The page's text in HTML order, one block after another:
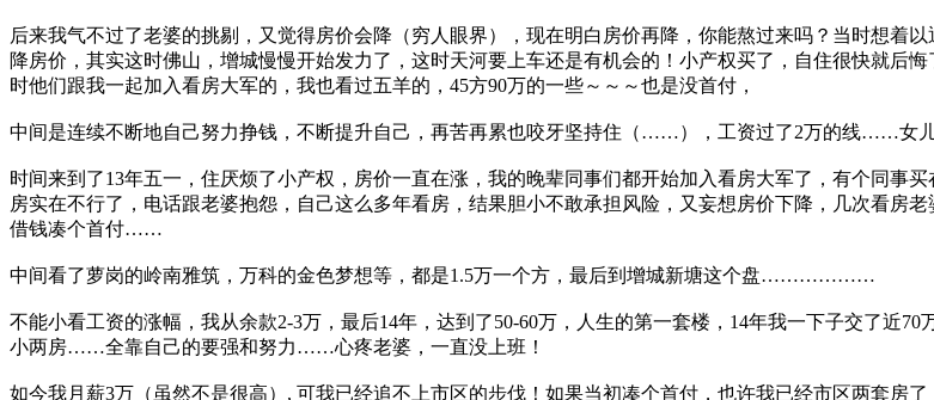
后来我气不过了老婆的挑剔，又觉得房价会降（穷人眼界），现在明白房价再降，你能熬过来吗？当时想着
降房价，其实这时佛山，增城慢慢开始发力了，这时天河要上车还是有机会的！小产权买了，自住很快就后
时他们跟我一起加入看房大军的，我也看过五羊的，45方90万的一些～～～也是没首付，
中间是连续不断地自己努力挣钱，不断提升自己，再苦再累也咬牙坚持住（……），工资过了2万的线……女
时间来到了13年五一，住厌烦了小产权，房价一直在涨，我的晚辈同事们都开始加入看房大军了，有个同事
房实在不行了，电话跟老婆抱怨，自己这么多年看房，结果胆小不敢承担风险，又妄想房价下降，几次看房
借钱凑个首付……
中间看了萝岗的岭南雅筑，万科的金色梦想等，都是1.5万一个方，最后到增城新塘这个盘………………
不能小看工资的涨幅，我从余款2-3万，最后14年，达到了50-60万，人生的第一套楼，14年我一下子交了近
小两房……全靠自己的要强和努力……心疼老婆，一直没上班！
如今我月薪3万（虽然不是很高）, 可我已经追不上市区的步伐！如果当初凑个首付，也许我已经市区两套房